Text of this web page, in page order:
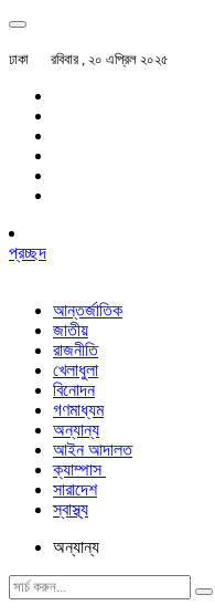
ঢাকা রবিবার , ২০ এপ্রিল ২০২৫
প্রচ্ছদ
আন্তর্জাতিক
জাতীয়
রাজনীতি
খেলাধুলা
বিনোদন
গণমাধ্যম
অন্যান্য
আইন আদালত
ক্যাম্পাস
সারাদেশ
স্বাস্থ্য
অন্যান্য